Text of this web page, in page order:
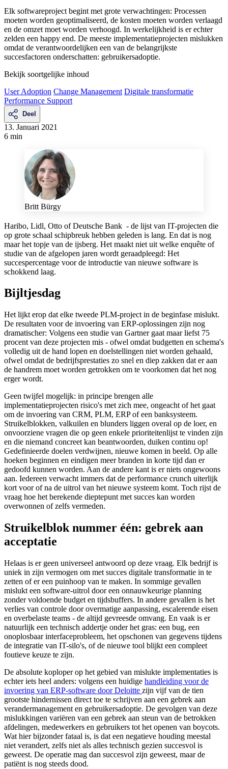
Elk softwareproject begint met grote verwachtingen: Processen
moeten worden geoptimaliseerd, de kosten moeten worden verlaagd
en de omzet moet worden verhoogd. In werkelijkheid is er echter
zelden een happy end. De meeste implementatieprojecten mislukken
omdat de verantwoordelijken een van de belangrijkste
succesfactoren onderschatten: gebruikersadoptie.
Bekijk soortgelijke inhoud
User Adoption Change Management Digitale transformatie
Performance Support
Deel
13. Januari 2021
6 min
Britt Bürgy
Haribo, Lidl, Otto of Deutsche Bank - de lijst van IT-projecten die
op grote schaal schipbreuk hebben geleden is lang. En dat is nog
maar het topje van de ijsberg. Het maakt niet uit welke enquête of
studie van de afgelopen jaren wordt geraadpleegd: Het
succespercentage voor de introductie van nieuwe software is
schokkend laag.
Bijltjesdag
Het lijkt erop dat elke tweede PLM-project in de beginfase mislukt.
De resultaten voor de invoering van ERP-oplossingen zijn nog
dramatischer: Volgens een studie van Gartner gaat maar liefst 75
procent van deze projecten mis - ofwel omdat budgetten en schema's
volledig uit de hand lopen en doelstellingen niet worden gehaald,
ofwel omdat de bedrijfsprestaties zo snel en diep zakken dat er aan
de handrem moet worden getrokken om te voorkomen dat het nog
erger wordt.
Geen twijfel mogelijk: in principe brengen alle
implementatieprojecten risico's met zich mee, ongeacht of het gaat
om de invoering van CRM, PLM, ERP of een banksysteem.
Struikelblokken, valkuilen en blunders liggen overal op de loer, en
onvoorziene vragen die op geen enkele prioriteitenlijst te vinden zijn
en die niemand concreet kan beantwoorden, duiken continu op!
Gedefinieerde doelen verdwijnen, nieuwe komen in beeld. Op alle
hoeken beginnen en eindigen meer branden in korte tijd dan er
gedoofd kunnen worden. Aan de andere kant is er niets ongewoons
aan. Iedereen verwacht immers dat de performance crunch uiterlijk
kort voor of na de uitrol van het nieuwe systeem komt. Toch rijst de
vraag hoe het berekende dieptepunt met succes kan worden
overwonnen of zelfs vermeden.
Struikelblok nummer één: gebrek aan
acceptatie
Helaas is er geen universeel antwoord op deze vraag. Elk bedrijf is
uniek in zijn vermogen om met succes digitale transformatie in te
zetten of er een puinhoop van te maken. In sommige gevallen
mislukt een software-uitrol door een onnauwkeurige planning
zonder voldoende budget en tijdsbuffers. In andere gevallen is het
verlies van controle door overmatige aanpassing, escalerende eisen
en overbelaste teams - de altijd gevreesde omvang. En vaak is er
natuurlijk een technisch addertje onder het gras: een bug, een
onoplosbaar interfaceprobleem, het opschonen van gegevens tijdens
de integratie van IT-silo's, of de nieuwe tool blijkt een compleet
foutieve keuze te zijn.
De absolute koploper op het gebied van mislukte implementaties is
echter iets heel anders: volgens een huidige handleiding voor de
invoering van ERP-software door Deloitte zijn vijf van de tien
grootste hindernissen direct toe te schrijven aan een gebrek aan
verandermanagement en gebruikersadoptie. De gevolgen van deze
mislukkingen variëren van een gebrek aan steun van de betrokken
afdelingen, medewerkers en gebruikers tot het openen van boycots.
Wat hier bijzonder fataal is, is dat een negatieve houding meestal
niet verandert, zelfs niet als alles technisch gezien succesvol is
geweest. De operatie mag dan succesvol zijn geweest, maar de
patiënt is nog steeds dood.